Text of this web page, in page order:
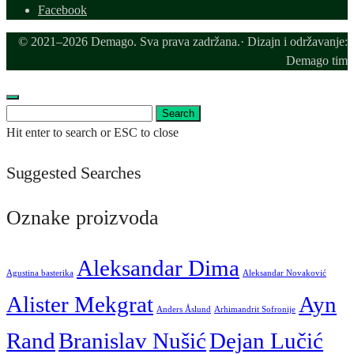
Facebook
© 2021–2026 Demago. Sva prava zadržana.· Dizajn i održavanje:
Demago tim
for:
Search
Hit enter to search or ESC to close
Suggested Searches
Oznake proizvoda
Agustina basterika Aleksandar Dima Aleksandar Novaković
Alister Mekgrat Anders Åslund Arhimandrit Sofronije Ayn
RandBranislav NušićDejan Lučić